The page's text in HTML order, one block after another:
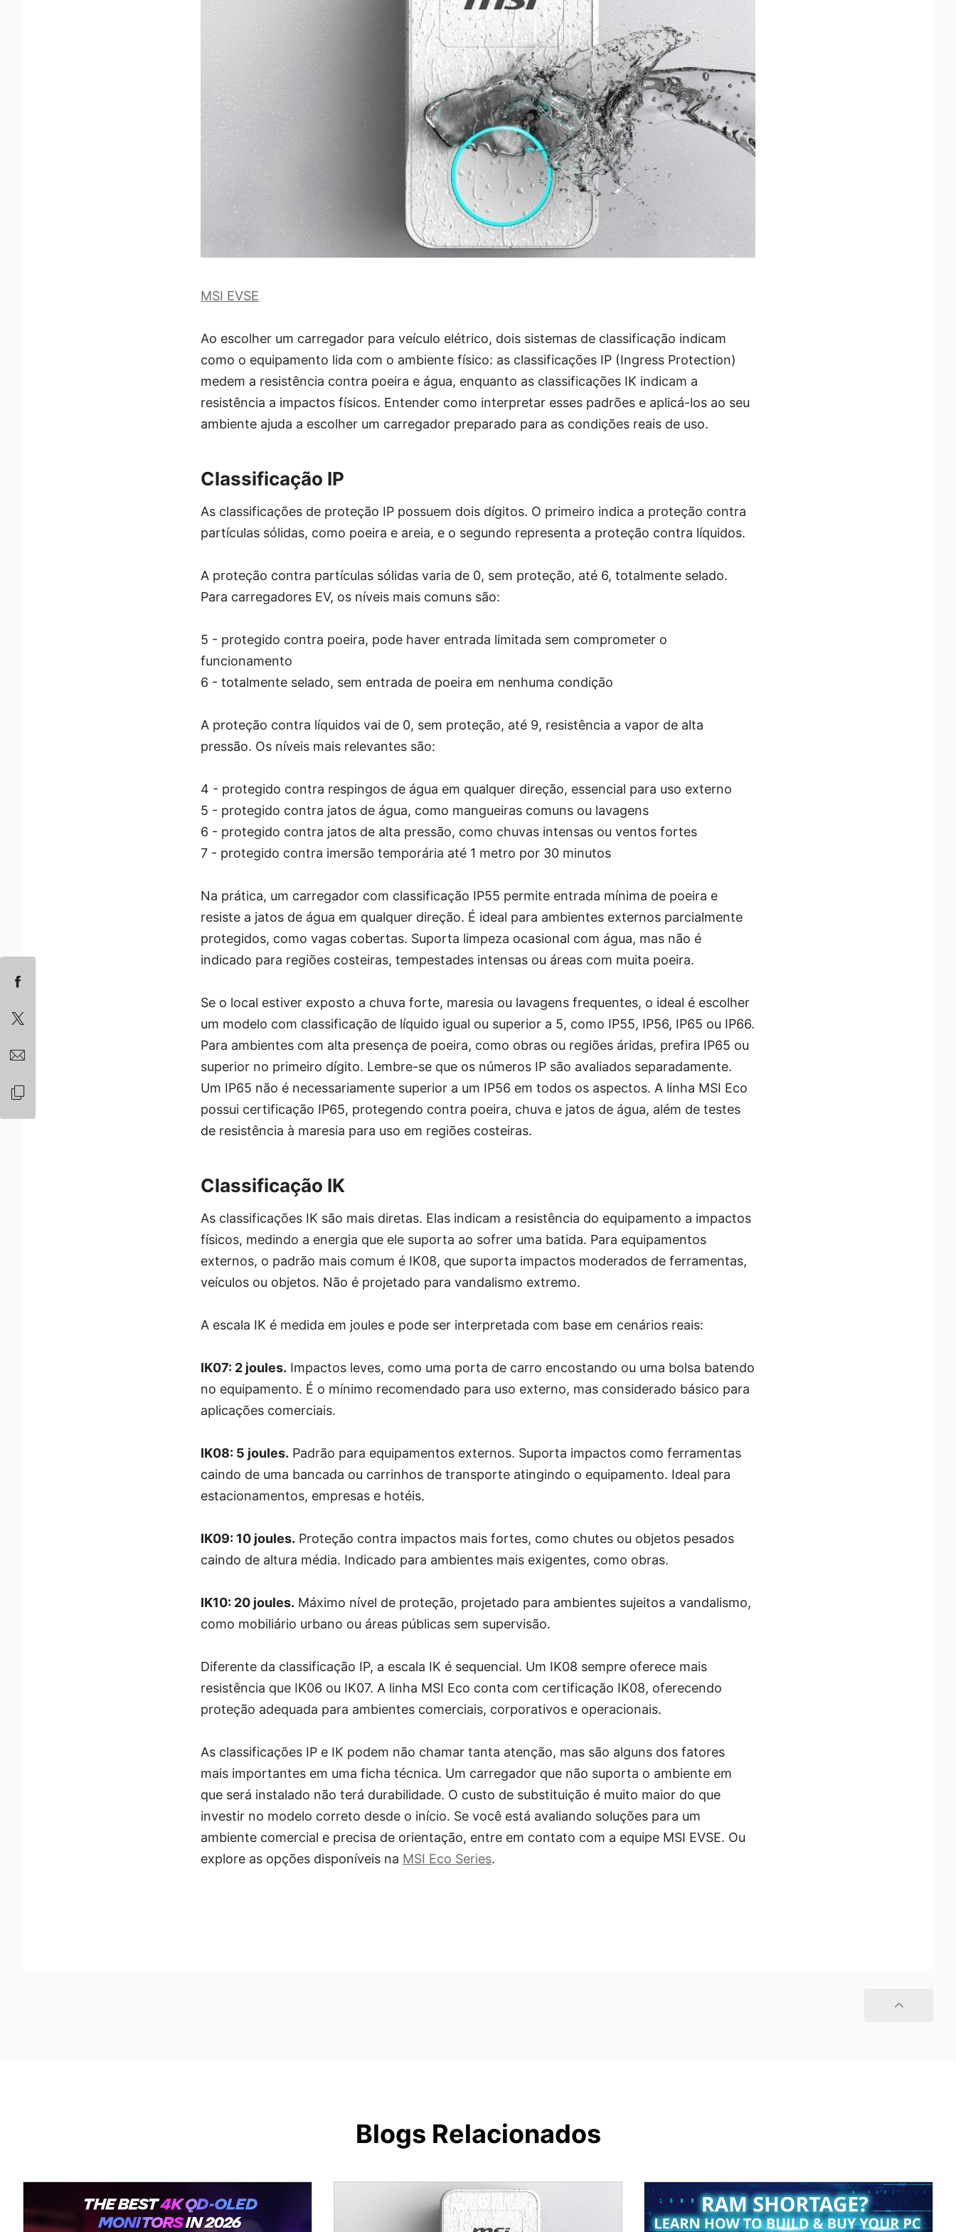
MSI EVSE
Ao escolher um carregador para veículo elétrico, dois sistemas de classificação indicam
como o equipamento lida com o ambiente físico: as classificações IP (Ingress Protection)
medem a resistência contra poeira e água, enquanto as classificações IK indicam a
resistência a impactos físicos. Entender como interpretar esses padrões e aplicá-los ao seu
ambiente ajuda a escolher um carregador preparado para as condições reais de uso.
Classificação IP
As classificações de proteção IP possuem dois dígitos. O primeiro indica a proteção contra
partículas sólidas, como poeira e areia, e o segundo representa a proteção contra líquidos.
A proteção contra partículas sólidas varia de 0, sem proteção, até 6, totalmente selado.
Para carregadores EV, os níveis mais comuns são:
5 - protegido contra poeira, pode haver entrada limitada sem comprometer o
funcionamento
6 - totalmente selado, sem entrada de poeira em nenhuma condição
A proteção contra líquidos vai de 0, sem proteção, até 9, resistência a vapor de alta
pressão. Os níveis mais relevantes são:
4 - protegido contra respingos de água em qualquer direção, essencial para uso externo
5 - protegido contra jatos de água, como mangueiras comuns ou lavagens
6 - protegido contra jatos de alta pressão, como chuvas intensas ou ventos fortes
7 - protegido contra imersão temporária até 1 metro por 30 minutos
Na prática, um carregador com classificação IP55 permite entrada mínima de poeira e
resiste a jatos de água em qualquer direção. É ideal para ambientes externos parcialmente
protegidos, como vagas cobertas. Suporta limpeza ocasional com água, mas não é
indicado para regiões costeiras, tempestades intensas ou áreas com muita poeira.
Se o local estiver exposto a chuva forte, maresia ou lavagens frequentes, o ideal é escolher
um modelo com classificação de líquido igual ou superior a 5, como IP55, IP56, IP65 ou IP66.
Para ambientes com alta presença de poeira, como obras ou regiões áridas, prefira IP65 ou
superior no primeiro dígito. Lembre-se que os números IP são avaliados separadamente.
Um IP65 não é necessariamente superior a um IP56 em todos os aspectos. A linha MSI Eco
possui certificação IP65, protegendo contra poeira, chuva e jatos de água, além de testes
de resistência à maresia para uso em regiões costeiras.
Classificação IK
As classificações IK são mais diretas. Elas indicam a resistência do equipamento a impactos
físicos, medindo a energia que ele suporta ao sofrer uma batida. Para equipamentos
externos, o padrão mais comum é IK08, que suporta impactos moderados de ferramentas,
veículos ou objetos. Não é projetado para vandalismo extremo.
A escala IK é medida em joules e pode ser interpretada com base em cenários reais:
IK07: 2 joules. Impactos leves, como uma porta de carro encostando ou uma bolsa batendo
no equipamento. É o mínimo recomendado para uso externo, mas considerado básico para
aplicações comerciais.
IK08: 5 joules. Padrão para equipamentos externos. Suporta impactos como ferramentas
caindo de uma bancada ou carrinhos de transporte atingindo o equipamento. Ideal para
estacionamentos, empresas e hotéis.
IK09: 10 joules. Proteção contra impactos mais fortes, como chutes ou objetos pesados
caindo de altura média. Indicado para ambientes mais exigentes, como obras.
IK10: 20 joules. Máximo nível de proteção, projetado para ambientes sujeitos a vandalismo,
como mobiliário urbano ou áreas públicas sem supervisão.
Diferente da classificação IP, a escala IK é sequencial. Um IK08 sempre oferece mais
resistência que IK06 ou IK07. A linha MSI Eco conta com certificação IK08, oferecendo
proteção adequada para ambientes comerciais, corporativos e operacionais.
As classificações IP e IK podem não chamar tanta atenção, mas são alguns dos fatores
mais importantes em uma ficha técnica. Um carregador que não suporta o ambiente em
que será instalado não terá durabilidade. O custo de substituição é muito maior do que
investir no modelo correto desde o início. Se você está avaliando soluções para um
ambiente comercial e precisa de orientação, entre em contato com a equipe MSI EVSE. Ou
explore as opções disponíveis na MSI Eco Series.
Blogs Relacionados